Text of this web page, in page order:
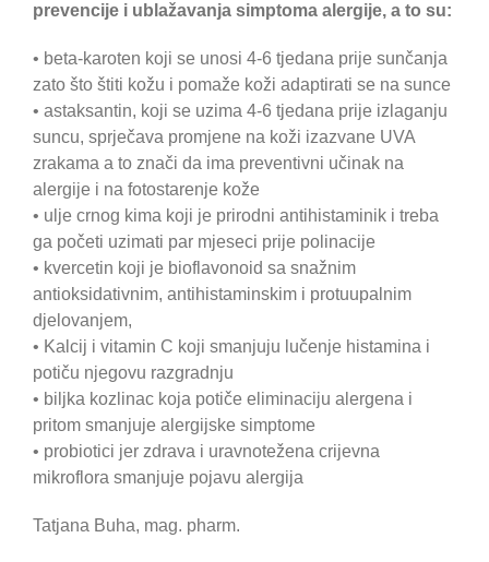
prevencije i ublažavanja simptoma alergije, a to su:
• beta-karoten koji se unosi 4-6 tjedana prije sunčanja
zato što štiti kožu i pomaže koži adaptirati se na sunce
• astaksantin, koji se uzima 4-6 tjedana prije izlaganju
suncu, sprječava promjene na koži izazvane UVA
zrakama a to znači da ima preventivni učinak na
alergije i na fotostarenje kože
• ulje crnog kima koji je prirodni antihistaminik i treba
ga početi uzimati par mjeseci prije polinacije
• kvercetin koji je bioflavonoid sa snažnim
antioksidativnim, antihistaminskim i protuupalnim
djelovanjem,
• Kalcij i vitamin C koji smanjuju lučenje histamina i
potiču njegovu razgradnju
• biljka kozlinac koja potiče eliminaciju alergena i
pritom smanjuje alergijske simptome
• probiotici jer zdrava i uravnotežena crijevna
mikroflora smanjuje pojavu alergija
Tatjana Buha, mag. pharm.